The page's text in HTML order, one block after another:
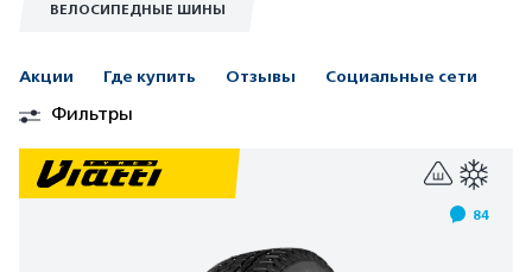
ВЕЛОСИПЕДНЫЕ ШИНЫ
Акции Где купить Отзывы Социальные сети
Фильтры
84